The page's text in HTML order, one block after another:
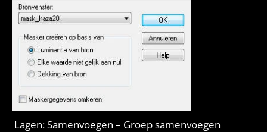
Lagen: Samenvoegen – Groep samenvoegen